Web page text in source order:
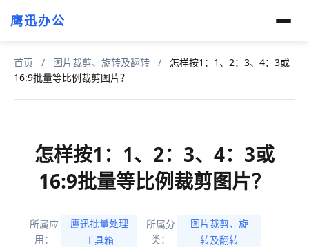
鹰迅办公
首页 / 图片裁剪、旋转及翻转 /
怎样按1：1、2：3、4：3或
16:9批量等比例裁剪图片？
怎样按1：1、2：3、4：3或
16:9批量等比例裁剪图片？
所属应
用：
鹰迅批量处理
工具箱
所属分
类：
图片裁剪、旋
转及翻转